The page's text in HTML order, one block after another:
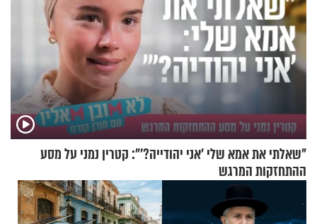
"שאלתי את אמא שלי 'אני יהודייה?'": קטרין נמני על מסע
ההתחזקות המרגש